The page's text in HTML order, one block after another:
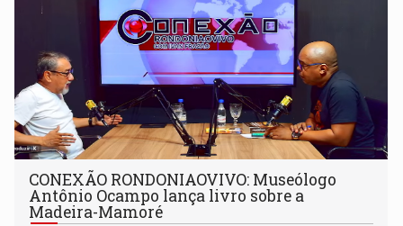
CONEXÃO RONDONIAOVIVO: Museólogo
Antônio Ocampo lança livro sobre a
Madeira-Mamoré